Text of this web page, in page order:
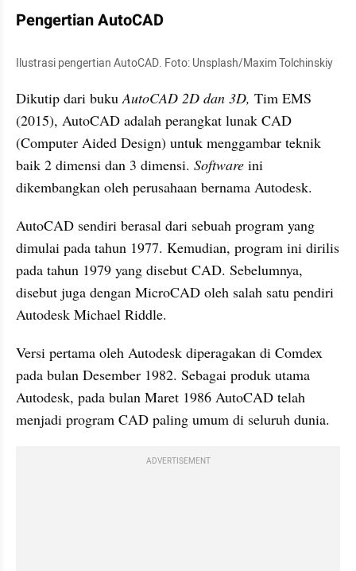
Pengertian AutoCAD
Ilustrasi pengertian AutoCAD. Foto: Unsplash/Maxim Tolchinskiy
Dikutip dari buku AutoCAD 2D dan 3D, Tim EMS
(2015), AutoCAD adalah perangkat lunak CAD
(Computer Aided Design) untuk menggambar teknik
baik 2 dimensi dan 3 dimensi. Software ini
dikembangkan oleh perusahaan bernama Autodesk.
AutoCAD sendiri berasal dari sebuah program yang
dimulai pada tahun 1977. Kemudian, program ini dirilis
pada tahun 1979 yang disebut CAD. Sebelumnya,
disebut juga dengan MicroCAD oleh salah satu pendiri
Autodesk Michael Riddle.
Versi pertama oleh Autodesk diperagakan di Comdex
pada bulan Desember 1982. Sebagai produk utama
Autodesk, pada bulan Maret 1986 AutoCAD telah
menjadi program CAD paling umum di seluruh dunia.
ADVERTISEMENT